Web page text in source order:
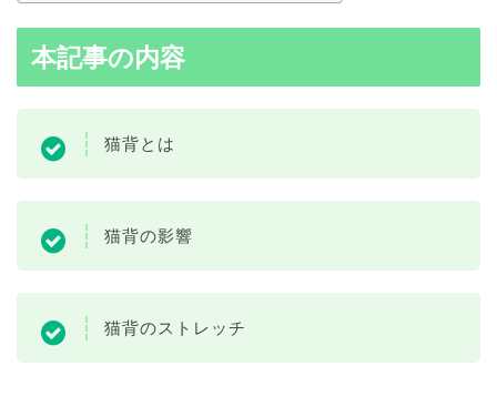
本記事の内容
猫背とは
猫背の影響
猫背のストレッチ